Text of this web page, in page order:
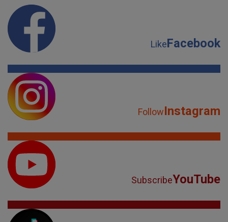
LikeFacebook
FollowInstagram
SubscribeYouTube